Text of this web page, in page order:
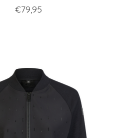
€79,95